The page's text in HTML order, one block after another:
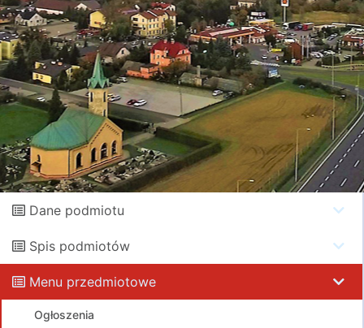
Dane podmiotu
Spis podmiotów
Menu przedmiotowe
Ogłoszenia